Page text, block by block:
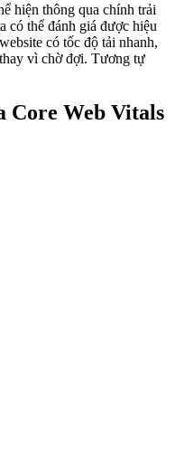
hiện thông qua chính trải
có thể đánh giá được hiệu
có tốc độ tải nhanh,
vì chờ đợi. Tương tự
Core Web Vitals